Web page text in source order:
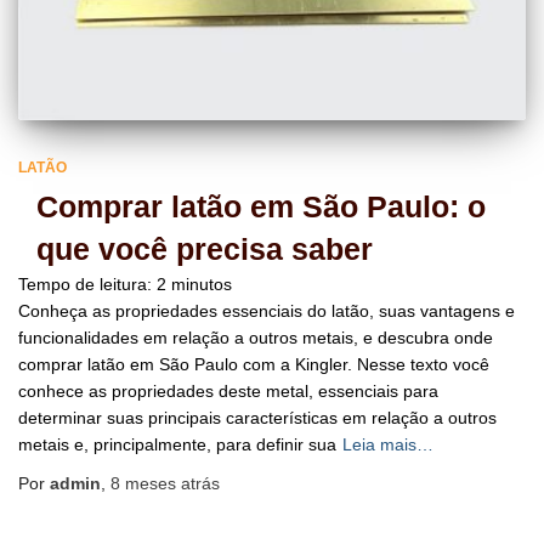
LATÃO
Comprar latão em São Paulo: o
que você precisa saber
Tempo de leitura: 2 minutos
Conheça as propriedades essenciais do latão, suas vantagens e
funcionalidades em relação a outros metais, e descubra onde
comprar latão em São Paulo com a Kingler. Nesse texto você
conhece as propriedades deste metal, essenciais para
determinar suas principais características em relação a outros
metais e, principalmente, para definir sua Leia mais…
Por admin 8 meses atrás